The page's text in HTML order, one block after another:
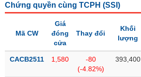
quan
dịch
chính
Chứng quyền cùng TCPH (SSI )
Mã CW
Giá
đóng
cửa
Thay đổi
Khối
lượng
CACB2511 1,580
-80
(-4.82%)
393,400
SECTOR
NĂNG